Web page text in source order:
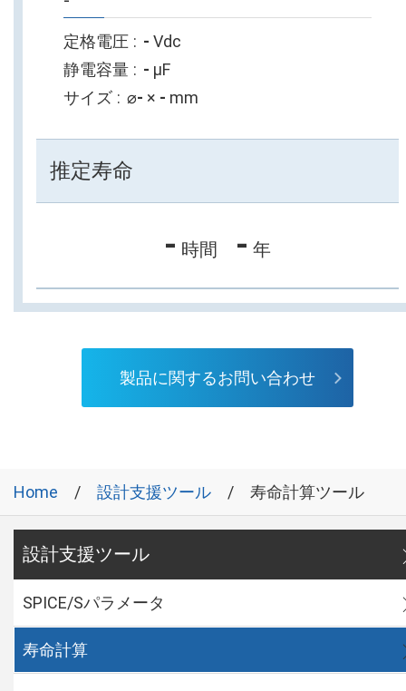
定格電圧 - Vdc
静電容量
- µF
サイズ
⌀- × - mm
推定寿命
- 時間 - 年
製品に関するお問い合わせ
Home 設計支援ツール 寿命計算ツール
設計支援ツール
SPICE/Sパラメータ
寿命計算